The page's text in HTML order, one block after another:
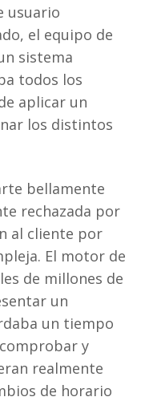
usuario
el equipo de
sistema
todos los
aplicar un
los distintos
bellamente
rechazada por
al cliente por
El motor de
de millones de
un
un tiempo
y
realmente
de horario